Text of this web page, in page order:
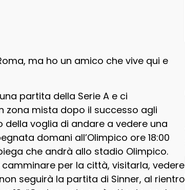
ma ho un amico che vive qui e
partita della Serie A e ci
zona mista dopo il successo agli
della voglia di andare a vedere una
domani all’Olimpico ore 18:00
che andrà allo stadio Olimpico.
per la città, visitarla, vedere
seguirà la partita di Sinner, al rientro